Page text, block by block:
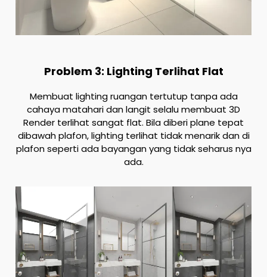
Problem 3: Lighting Terlihat Flat
Membuat lighting ruangan tertutup tanpa ada
cahaya matahari dan langit selalu membuat 3D
Render terlihat sangat flat. Bila diberi plane tepat
dibawah plafon, lighting terlihat tidak menarik dan di
plafon seperti ada bayangan yang tidak seharus nya
ada.